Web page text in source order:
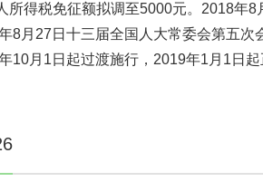
所得税免征额拟调至5000元。2018年
8月27日十三届全国人大常委会第五次
10月1日起过渡施行，2019年1月1日起